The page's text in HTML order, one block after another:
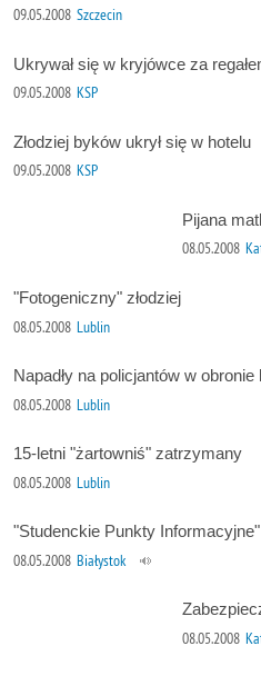
09.05.2008 Szczecin
Ukrywał się w kryjówce za
09.05.2008 KSP
Złodziej byków ukrył się w hotelu
09.05.2008 KSP
Pijana
08.05.2008
"Fotogeniczny" złodziej
08.05.2008 Lublin
Napadły na policjantów w obronie
08.05.2008 Lublin
15-letni "żartowniś" zatrzymany
08.05.2008 Lublin
"Studenckie Punkty Informacyjne"
08.05.2008 Białystok
08.05.2008